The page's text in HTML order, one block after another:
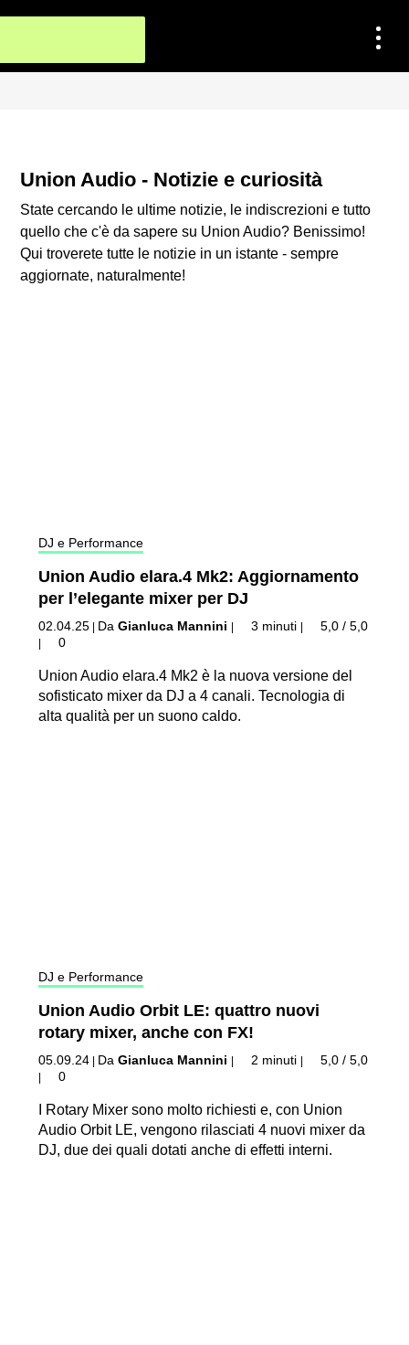
Union Audio - Notizie e curiosità
State cercando le ultime notizie, le indiscrezioni e tutto
quello che c'è da sapere su Union Audio? Benissimo!
Qui troverete tutte le notizie in un istante - sempre
aggiornate, naturalmente!
DJ e Performance
Union Audio elara.4 Mk2: Aggiornamento
per l’elegante mixer per DJ
02.04.25 DaGianluca Mannini 3 minuti 5,0 / 5,0
0
Union Audio elara.4 Mk2 è la nuova versione del
sofisticato mixer da DJ a 4 canali. Tecnologia di
alta qualità per un suono caldo.
DJ e Performance
Union Audio Orbit LE: quattro nuovi
rotary mixer, anche con FX!
05.09.24 DaGianluca Mannini 2 minuti 5,0 / 5,0
0
I Rotary Mixer sono molto richiesti e, con Union
Audio Orbit LE, vengono rilasciati 4 nuovi mixer da
DJ, due dei quali dotati anche di effetti interni.